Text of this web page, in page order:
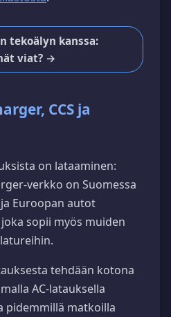
tekoälyn kanssa:
viat? →
CCS ja
on lataaminen:
verkko on Suomessa
Euroopan autot
sopii myös muiden
tehdään kotona
AC-latauksella
pidemmillä matkoilla